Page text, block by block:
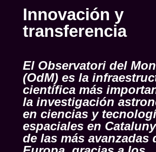
Innovación y
transferencia
El Observatori del
(OdM) es la
científica más
la investigación
en ciencias y
espaciales en
de las más avanzadas